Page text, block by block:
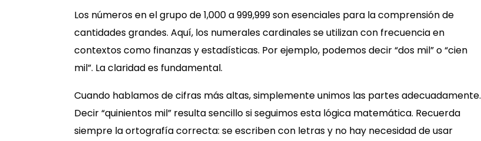
Los números en el grupo de 1,000 a 999,999 son esenciales para la comprensión de
cantidades grandes. Aquí, los numerales cardinales se utilizan con frecuencia en
contextos como finanzas y estadísticas. Por ejemplo, podemos decir “dos mil” o “cien
mil”. La claridad es fundamental.
Cuando hablamos de cifras más altas, simplemente unimos las partes adecuadamente.
Decir “quinientos mil” resulta sencillo si seguimos esta lógica matemática. Recuerda
siempre la ortografía correcta: se escriben con letras y no hay necesidad de usar